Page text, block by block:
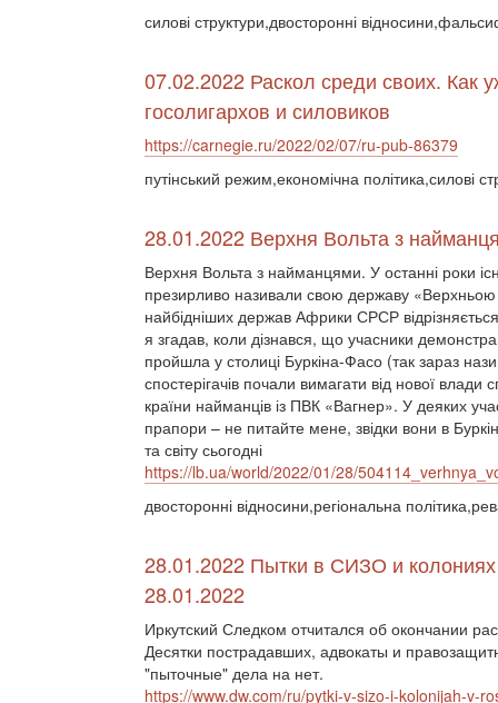
силові структури,двосторонні
07.02.2022 Раскол среди своих. Как
госолигархов и силовиков
https://carnegie.ru/2022/02/07/ru-pub-86379
путінський режим,економічна політика,силові
28.01.2022 Верхня Вольта з
Верхня Вольта з найманцями. У останні роки
презирливо називали свою державу «Верхньою
найбідніших держав Африки СРСР
я згадав, коли дізнався, що учасники
пройшла у столиці Буркіна-Фасо (так зараз
спостерігачів почали вимагати від нової
країни найманців із ПВК «Вагнер». У деяких
прапори – не питайте мене, звідки вони в
та світу сьогодні
https://lb.ua/world/2022/01/28/
двосторонні відносини,регіональна
28.01.2022 Пытки в СИЗО и колониях
28.01.2022
Иркутский Следком отчитался об окончании
Десятки пострадавших, адвокаты и
"пыточные" дела на нет.
https://www.dw.com/ru/pytki-v-sizo-i-kolonijah-v-